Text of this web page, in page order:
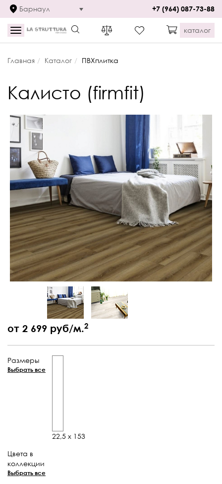
Барнаул +7 (964) 087-73-88
Toggle
navigation
каталог
Главная Каталог ПВХплитка
Калисто (firmfit)
от 2 699 руб/м.2
Размеры
Выбрать все
22,5 x 153
Цвета в
коллекции
Выбрать все